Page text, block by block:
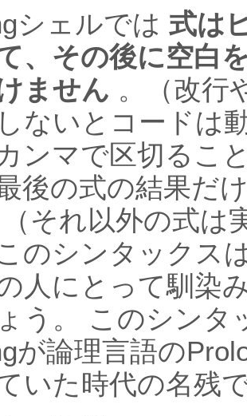
シェルでは 式は
、その後に空白
ません 。（改行
ないとコードは
ンマで区切るこ
後の式の結果だ
それ以外の式は
のシンタックス
人にとって馴染
う。 このシンタ
が論理言語の
いた時代の名残